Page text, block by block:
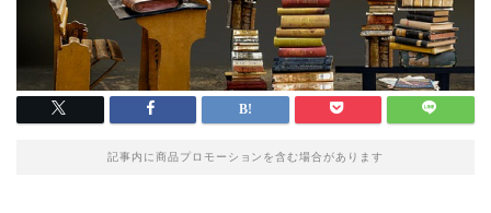
記事内に商品プロモーションを含む場合があります